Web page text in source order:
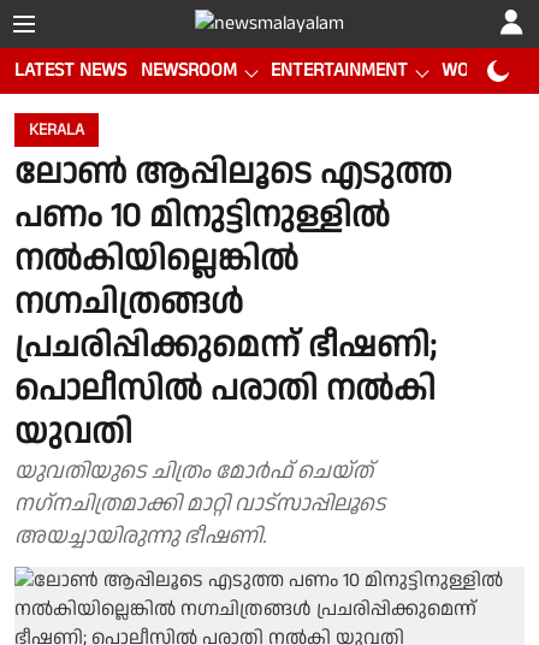
LATEST NEWS NEWSROOM ENTERTAINMENT WORLD CUP
KERALA
ലോണ്‍ ആപ്പിലൂടെ എടുത്ത
പണം 10 മിനുട്ടിനുള്ളില്‍
നല്‍കിയില്ലെങ്കില്‍
നഗ്നചിത്രങ്ങള്‍
പ്രചരിപ്പിക്കുമെന്ന് ഭീഷണി;
പൊലീസില്‍ പരാതി നല്‍കി
യുവതി
യുവതിയുടെ ചിത്രം മോര്‍ഫ് ചെയ്ത്
നഗ്‌നചിത്രമാക്കി മാറ്റി വാട്‌സാപ്പിലൂടെ
അയച്ചായിരുന്നു ഭീഷണി.